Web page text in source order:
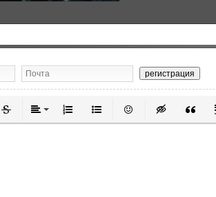
регистрация
Выравнивание
Нумерованный список
Маркированный список
Вставить смайлик
Вставка